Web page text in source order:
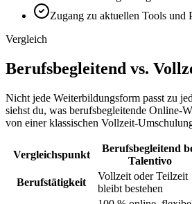
Zugang zu aktuellen Tools und
Vergleich
Berufsbegleitend vs.
Nicht jede Weiterbildungsform passt zu
siehst du, was berufsbegleitende Online-
von einer klassischen Vollzeit-
Vergleichspunkt
Berufsbegleitend
Talentivo
Berufstätigkeit
Vollzeit oder Teilzeit
bleibt bestehen